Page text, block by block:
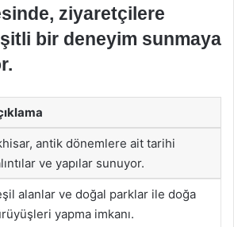
ziyaretçilere
bir deneyim sunmaya
antik dönemlere ait tarihi
ve yapılar sunuyor.
alanlar ve doğal parklar ile doğa
yapma imkanı.